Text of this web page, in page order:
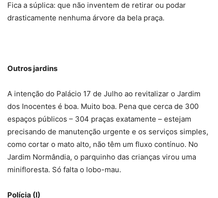
Fica a súplica: que não inventem de retirar ou podar
drasticamente nenhuma árvore da bela praça.
Outros jardins
A intenção do Palácio 17 de Julho ao revitalizar o Jardim
dos Inocentes é boa. Muito boa. Pena que cerca de 300
espaços públicos – 304 praças exatamente – estejam
precisando de manutenção urgente e os serviços simples,
como cortar o mato alto, não têm um fluxo contínuo. No
Jardim Normândia, o parquinho das crianças virou uma
minifloresta. Só falta o lobo-mau.
Polícia (I)